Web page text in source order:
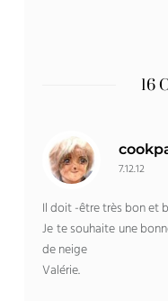
16
7.12.12
Il doit -être très bon et
Je te souhaite une
de neige
Valérie.